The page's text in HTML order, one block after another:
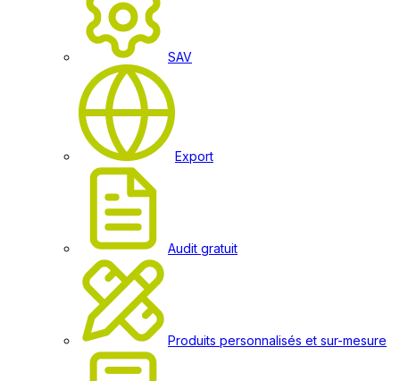
SAV
Export
Audit gratuit
Produits personnalisés et sur-mesure